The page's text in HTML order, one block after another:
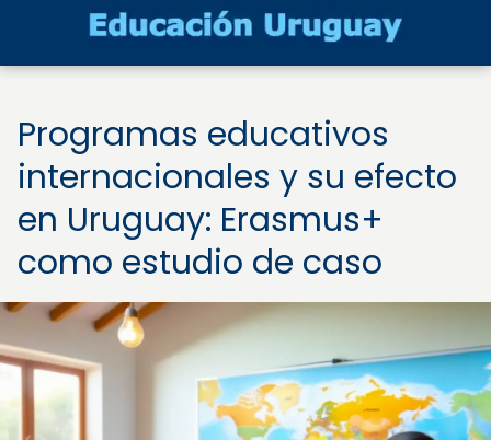
Programas educativos
internacionales y su efecto
en Uruguay: Erasmus+
como estudio de caso